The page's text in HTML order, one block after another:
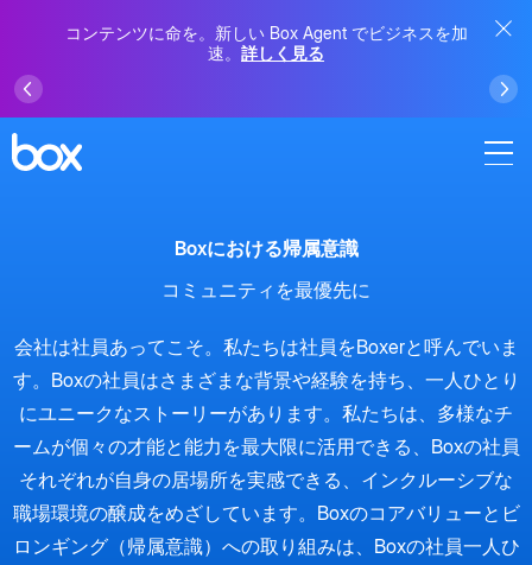
コンテンツに命を。新しい Box Agent でビジネスを加
速。 詳しく見る
Boxにおける帰属意識
コミュニティを最優先に
会社は社員あってこそ。私たちは社員をBoxerと呼んでいま
す。Boxの社員はさまざまな背景や経験を持ち、一人ひとり
にユニークなストーリーがあります。私たちは、多様なチ
ームが個々の才能と能力を最大限に活用できる、Boxの社員
それぞれが自身の居場所を実感できる、インクルーシブな
職場環境の醸成をめざしています。Boxのコアバリューとビ
ロンギング（帰属意識）への取り組みは、Boxの社員一人ひ